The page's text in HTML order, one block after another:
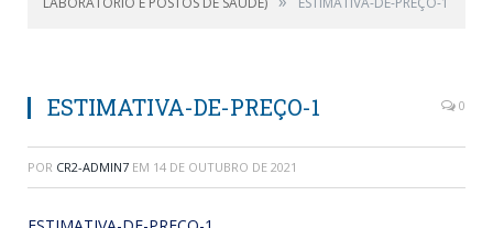
ESTIMATIVA-DE-PREÇO-1 0
POR CR2-ADMIN7 EM 14 DE OUTUBRO DE 2021